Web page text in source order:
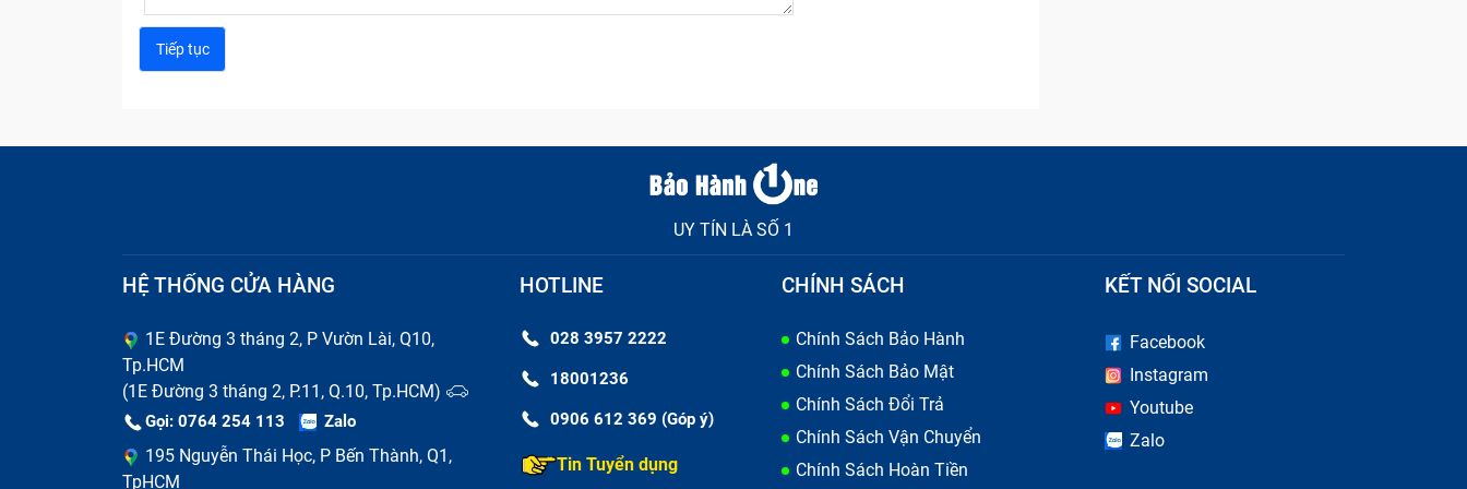
Sau thời gian sử dụng lâu dài và liên tục, sạc Adapter đã hết hạn sử dụng và cần thay thế. Lúc này dù không
muốn thì bạn vẫn nên sắm ngay sạc mới để đảm bảo hiệu năng và độ bền cho điện thoại Samsung Không
Nhận .
UY TÍN LÀ SỐ 1
HỆ THỐNG CỬA HÀNG
1E Đường 3 tháng 2, P Vườn Lài, Q10,
Tp.HCM
(1E Đường 3 tháng 2, P.11, Q.10, Tp.HCM)
Gọi: 0764 254 113 Zalo
195 Nguyễn Thái Học, P Bến Thành, Q1,
TpHCM
HOTLINE
028 3957 2222
18001236
0906 612 369 (Góp ý)
Tin Tuyển dụng
CHÍNH SÁCH
Chính Sách Bảo Hành
Chính Sách Bảo Mật
Chính Sách Đổi Trả
Chính Sách Vận Chuyển
Chính Sách Hoàn Tiền
KẾT NỐI SOCIAL
Facebook
Instagram
Youtube
Zalo